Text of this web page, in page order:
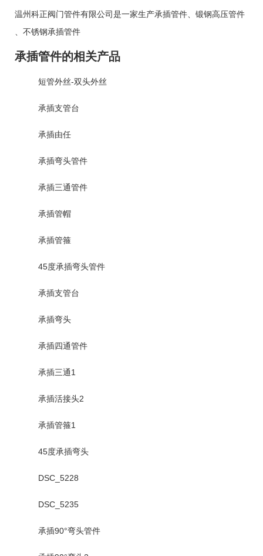
温州科正阀门管件有限公司是一家生产承插管件
锻钢高压管件
不锈钢承插管件
承插管件的相关产品
短管外丝-双头外丝
承插支管台
承插由任
承插弯头管件
承插三通管件
承插管帽
承插管箍
45度承插弯头管件
承插支管台
承插弯头
承插四通管件
承插三通1
承插活接头2
承插管箍1
45度承插弯头
DSC_5228
DSC_5235
承插90°弯头管件